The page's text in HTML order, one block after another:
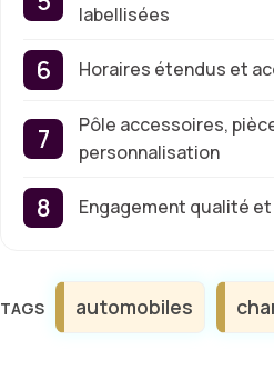
labellisées
Horaires étendus et
Pôle accessoires,
personnalisation
Engagement qualité
Étiquettes
automobiles